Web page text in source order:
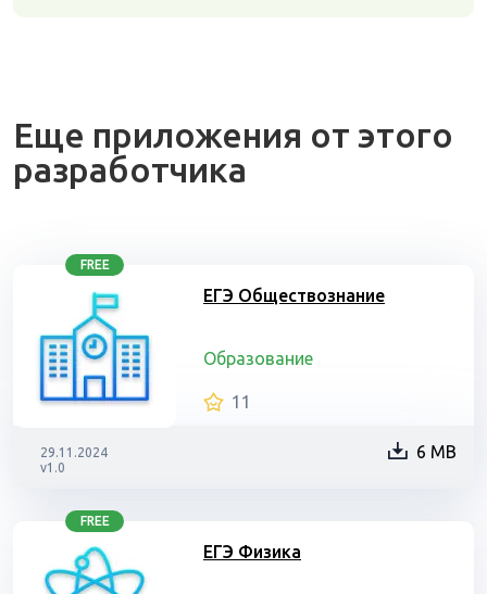
Еще приложения от этого
разработчика
FREE
ЕГЭ Обществознание
Образование
11
29.11.2024
v1.0
6 MB
FREE
ЕГЭ Физика